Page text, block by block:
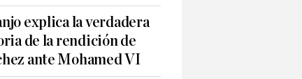
explica la verdadera
de la rendición de
ante Mohamed VI